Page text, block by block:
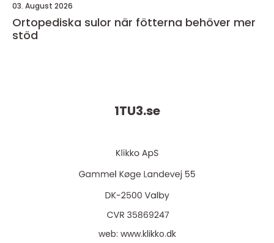
03. August 2026
Ortopediska sulor när fötterna behöver mer
stöd
1TU3.se
web: www.klikko.dk